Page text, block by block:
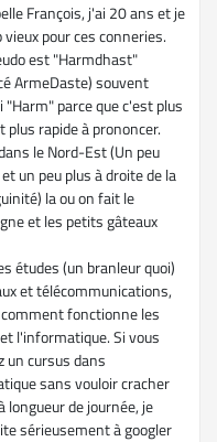
François, j'ai 20 ans et je
pour ces conneries.
est "Harmdhast"
ArmeDaste) souvent
"Harm" parce que c'est plus
plus rapide à prononcer.
le Nord-Est (Un peu
un peu plus à droite de la
la ou on fait le
et les petits gâteaux
études (un branleur quoi)
et télécommunications,
fonctionne les
l'informatique. Si vous
un cursus dans
sans vouloir cracher
longueur de journée, je
sérieusement à googler